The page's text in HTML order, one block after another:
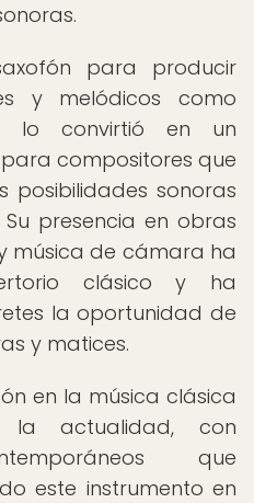
para producir
y melódicos como
lo convirtió en un
compositores que
posibilidades sonoras
presencia en obras
música de cámara ha
clásico y ha
la oportunidad de
y matices.
en la música clásica
la actualidad, con
que
este instrumento en